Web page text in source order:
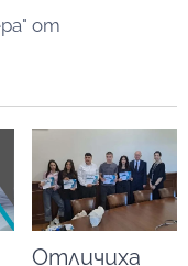
от
Отличиха